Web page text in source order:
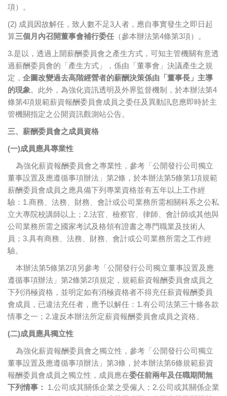
項）。
(2) 成員因故解任，致人數不足3人者，應自事實發生之即日起
算三個月內召開董事會補行委任 （參本辦法第4條第3項）。
3.是以，透過上開薪酬委員會之產生方式，可知主管機關有意透
過薪酬委員會的「產生方式」，係由「董事會」決議產生之規
定， 企圖改變過去高階經營者的薪酬決策係由「董事長」主導
的現象。此外，為強化資訊透明及外界監督機制，於本辦法第4
條第4項規範薪資報酬委員會成員之委任及異動訊息應即時於主
管機關指定之公開資訊觀測站公告。
三、 薪酬委員會之成員資格
(一)成員應具專業性
為強化薪資報酬委員會之專業性，參考「公開發行公司獨立
董事設置及應遵循事項辦法」第2條，於本辦法第5條第1項規範
薪酬委員會成員之應具備下列專業資格並有五年以上工作經
驗：1.商務、法務、財務、會計或公司業務所需相關科系之公私
立大專院校講師以上；2.法官、檢察官、律師、會計師或其他與
公司業務所需之國家考試及格領有證書之專門職業及技術人
員；3.具有商務、法務、財務、會計或公司業務所需之工作經
驗。
本辦法第5條第2項另參考「公開發行公司獨立董事設置及應
遵循事項辦法」第2條第2項規定，規範薪資報酬委員會成員之
下列消極資格，並明定如有消極資格者不得充任薪資報酬委員
會成員，已違法充任者，應予以解任：1.有公司法第三十條各款
情事之一；2.違反本辦法所定薪資報酬委員會成員之資格。
(二)成員應具獨立性
為強化薪資報酬委員會之獨立性，參考「公開發行公司獨立
董事設置及應遵循事項辦法」第3條，於本辦法第6條規範薪資
報酬委員會成員之獨立性，成員應在委任前兩年及任職期間無
下列情事：
1.公司或其關係企業之受僱人；2.公司或其關係企業